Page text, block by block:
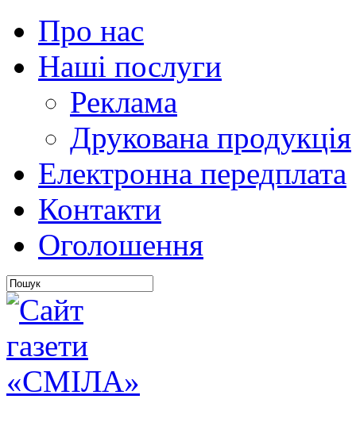
Про нас
Наші послуги
Реклама
Друкована продукція
Електронна передплата
Контакти
Оголошення